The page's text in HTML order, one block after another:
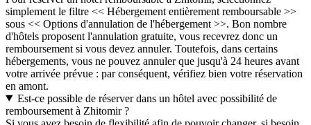
simplement le filtre << Hébergement entièrement remboursable >>
sous << Options d'annulation de l'hébergement >>. Bon nombre
d'hôtels proposent l'annulation gratuite, vous recevrez donc un
remboursement si vous devez annuler. Toutefois, dans certains
hébergements, vous ne pouvez annuler que jusqu'à 24 heures avant
votre arrivée prévue : par conséquent, vérifiez bien votre réservation
en amont.
Est-ce possible de réserver dans un hôtel avec possibilité de
remboursement à Zhitomir ?